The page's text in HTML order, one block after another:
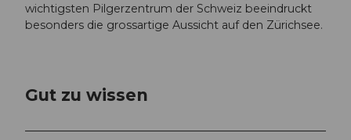
wichtigsten Pilgerzentrum der Schweiz beeindruckt
besonders die grossartige Aussicht auf den Zürichsee.
Gut zu wissen